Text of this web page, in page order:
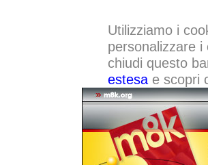
Utilizziamo i
personalizzare
chiudi questo
estesae scopri